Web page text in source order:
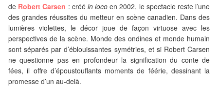
de Robert Carsen : créé in loco en 2002, le spectacle reste l’une
des grandes réussites du metteur en scène canadien. Dans des
lumières violettes, le décor joue de façon virtuose avec les
perspectives de la scène. Monde des ondines et monde humain
sont séparés par d’éblouissantes symétries, et si Robert Carsen
ne questionne pas en profondeur la signification du conte de
fées, il offre d’époustouflants moments de féérie, dessinant la
promesse d’un au-delà.